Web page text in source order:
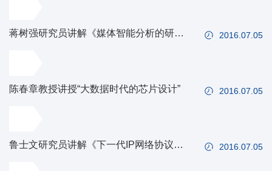
2016.07.05
蒋树强研究员讲解《媒体智能分析的研究
2016.07.05
陈春章教授讲授“大数据时代的芯片设计”
2016.07.05
鲁士文研究员讲解《下一代IP网络协议